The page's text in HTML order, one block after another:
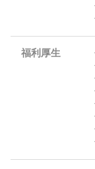
福利厚生